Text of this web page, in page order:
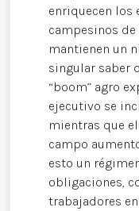
enriquecen los
campesinos
mantienen un
singular saber
“boom” agro
ejecutivo se
mientras que
campo
esto un
obligaciones,
trabajadores